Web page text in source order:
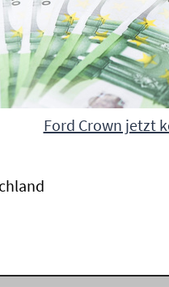
Ford Crown jetzt